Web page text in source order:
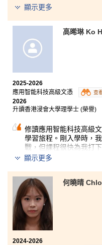
在書院學習之後，我的
很願意教我們新的知識
他⼈的認可。然⽽，⾃
循循善誘地教我學習的
我會主動抄寫筆記，而
⾃⼰能跟上課程內容。
⼒下，我逐漸找回了⾃
顯示更多
⾼晞琳 Ko
2025-2026
應用智能科技高級文憑
查
2026
升讀香港浸會大學理學士 (榮譽)
修讀應⽤智能科技⾼級
學習旅程。剛⼊學時，
戰，但課程很快為我打
是這個領域的專家，⽽
當我遇到難題或對未來
術上的⽀持，並就如何
⿎勵增強了我的信⼼，
⾮孤軍奮戰。
回望過去，我為自己的
已為我的未來打開了大門
顯示更多
何曉晴
2024-2026